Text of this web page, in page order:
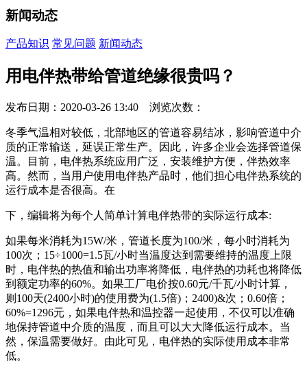
新闻动态
产品知识 常见问题 新闻动态
用电伴热带给管道绝缘很贵吗？
发布日期：2020-03-26 13:40 浏览次数：
冬季气温相对较低，北部地区的管道容易结冰，影响管道中介
质的正常输送，延误正常生产。因此，许多企业会选择管道保
温。目前，电伴热系统应用广泛，安装维护方便，伴热效率
高。然而，当用户使用电伴热产品时，他们担心电伴热系统的
运行成本是否很高。在
下，编辑将为每个人简单计算电伴热带的实际运行成本:
如果每米消耗为15W/米，管道长度为100/米，每小时消耗为
100次；15÷1000=1.5瓦/小时当温度达到需要维持的温度上限
时，电伴热的热值和输出功率将降低，电伴热的功耗也将降低
到额定功率的60%。如果工厂电价按0.60元/千瓦/小时计算，
则100天(2400小时)的使用费为(1.5倍)；2400)&次；0.60倍；
60%=1296元，如果电伴热和温控器一起使用，不仅可以准确
地保持管道中介质的温度，而且可以大大降低运行成本。当
然，保温需要做好。由此可见，电伴热的实际使用成本非常
低。